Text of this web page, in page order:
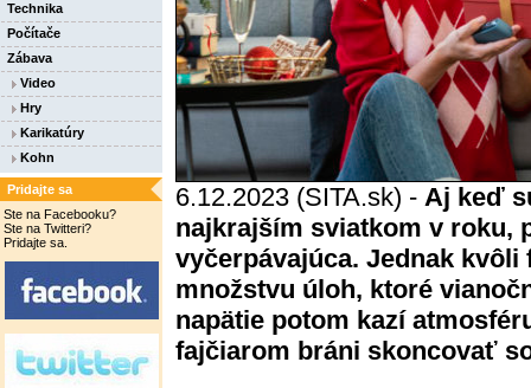
Technika
Počítače
Zábava
Video
Hry
Karikatúry
Kohn
Pridajte sa
Ste na Facebooku?
Ste na Twitteri?
Pridajte sa.
6.12.2023 (SITA.sk) - Aj keď
najkrajším sviatkom v roku,
vyčerpávajúca. Jednak
množstvu úloh, ktoré
napätie potom kazí
fajčiarom bráni skoncovať